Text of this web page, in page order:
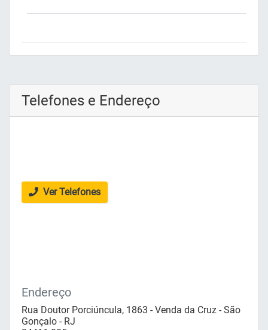
Telefones e Endereço
Ver Telefones
Endereço
Rua Doutor Porciúncula, 1863 - Venda da Cruz - São
Gonçalo - RJ